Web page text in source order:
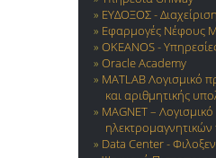
ΕΥΔΟΞΟΣ -
Εφαρμογές Νέφους
OKEANOS -
Oracle Academy
MATLAB Λογισμικό
και αριθμητικής
MAGNET –
ηλεκτρομαγνητικών
Data Center -